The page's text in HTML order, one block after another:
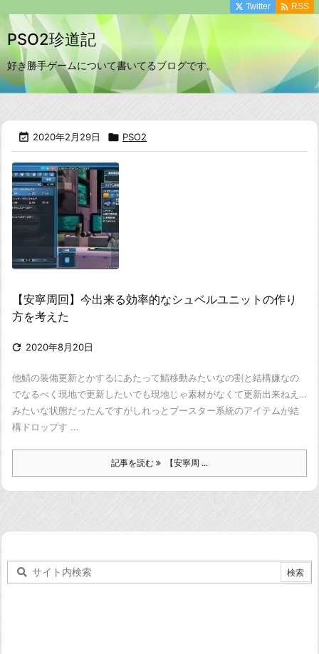
PSO2珍道記
好き勝手ゲームについて書いてるブログです。
Twitter  RSS
 2020年2月29日  PSO2
【安寧周回】今出来る効率的なシュベルユニットの作り
方を考えた
 2020年8月20日
他鯖の装備更新とかするにあたって鯖移動みたいなの割と結構嫌なの
でなるべく現地で更新したいでも現地じゃ素材がなくて更新出来ねえ …
みたいな状態だったんですがしれっとブースター系統のアイテムが結
構ドロップす ...
記事を読む 【安寧周 ...